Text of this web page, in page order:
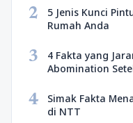
2
5 Jenis Kunci
Rumah Anda
3
4 Fakta yang
Abomination
4
Simak Fakta
di NTT